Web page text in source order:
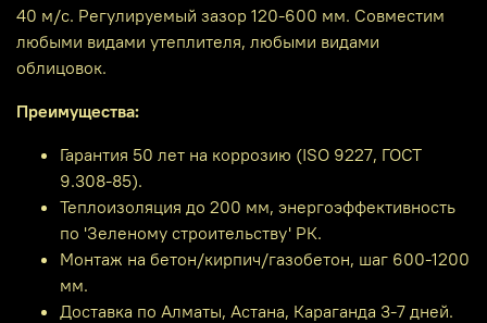
40 м/с. Регулируемый зазор 120-600 мм. Совместим
любыми видами утеплителя, любыми видами
облицовок.
Преимущества:
Гарантия 50 лет на коррозию (ISO 9227, ГОСТ
9.308-85).
Теплоизоляция до 200 мм, энергоэффективность
по 'Зеленому строительству' РК.
Монтаж на бетон/кирпич/газобетон, шаг 600-1200
мм.
Доставка по Алматы, Астана, Караганда 3-7 дней.